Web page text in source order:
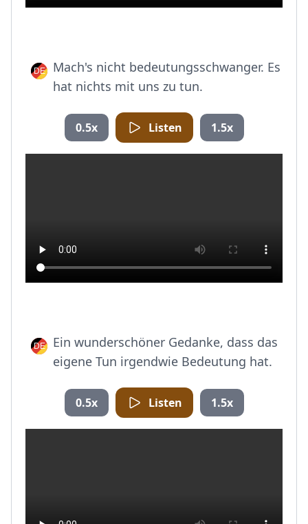
Mach's nicht bedeutungsschwanger. Es
hat nichts mit uns zu tun.
0.5x Listen 1.5x
Ein wunderschöner Gedanke, dass das
eigene Tun irgendwie Bedeutung hat.
0.5x Listen 1.5x